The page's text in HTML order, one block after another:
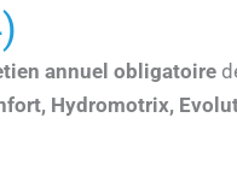
annuel obligatoire
Hydromotrix,